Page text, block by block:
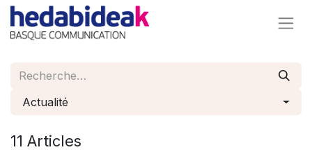
Actualité
11 Articles